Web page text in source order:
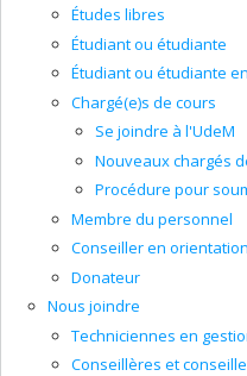
Études libres
Étudiant ou étudiante
Étudiant ou étudiante
Chargé(e)s de cours
Se joindre à l'UdeM
Nouveaux chargés
Procédure pour
Membre du personnel
Conseiller en
Donateur
Nous joindre
Techniciennes en
Conseillères et